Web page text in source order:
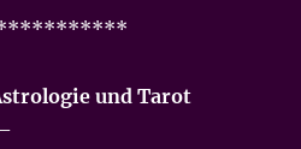
und Tarot